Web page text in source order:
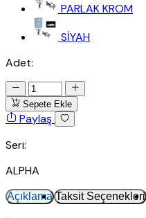
PARLAK KROM
SİYAH
Adet:
Sepete Ekle
Paylaş
Seri:
ALPHA
Açıklama Taksit Seçenekleri